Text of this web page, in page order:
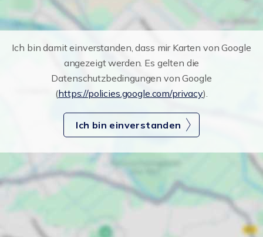
Ich bin damit einverstanden, dass mir Karten von Google
angezeigt werden. Es gelten die
Datenschutzbedingungen von Google
(https://policies.google.com/privacy).
Ich bin einverstanden